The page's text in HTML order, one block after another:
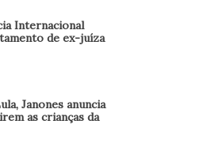
Internacional
de ex-juíza
Janones anuncia
as crianças da